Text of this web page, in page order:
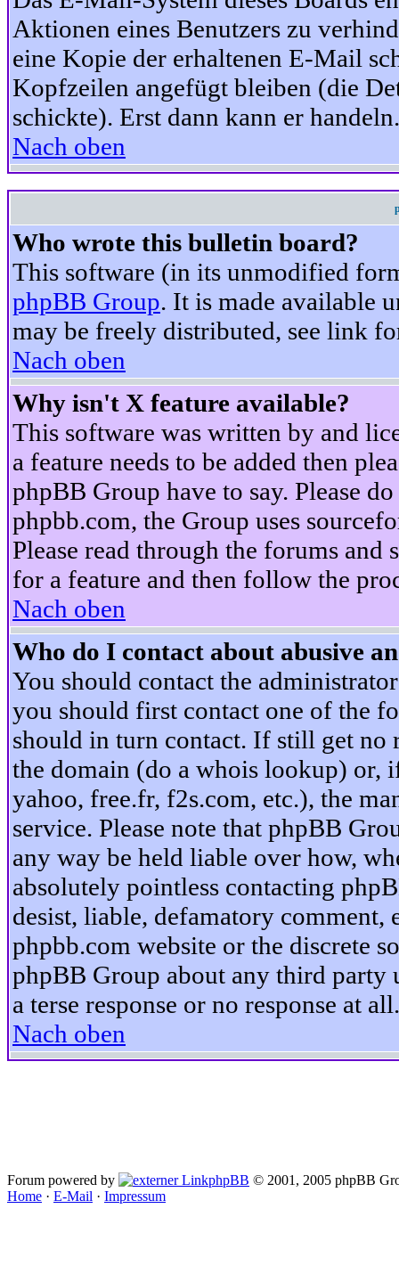
Aktionen eines Benutzers zu
eine Kopie der erhaltenen E-Mail
Kopfzeilen angefügt bleiben (die
schickte). Erst dann kann er handeln.
Nach oben
Who wrote this bulletin board?
This software (in its unmodified
phpBB Group. It is made available
may be freely distributed, see link
Nach oben
Why isn't X feature available?
This software was written by and
a feature needs to be added then
phpBB Group have to say. Please
phpbb.com, the Group uses
Please read through the forums
for a feature and then follow the
Nach oben
Who do I contact about abusive
You should contact the
you should first contact one of the
should in turn contact. If still get no
the domain (do a whois lookup) or,
yahoo, free.fr, f2s.com, etc.), the
service. Please note that phpBB
any way be held liable over how,
absolutely pointless contacting
desist, liable, defamatory
phpbb.com website or the discrete
phpBB Group about any third party
a terse response or no response at all.
Nach oben
Forum powered by phpBB © 2001, 2005 phpBB
Home · E-Mail · Impressum